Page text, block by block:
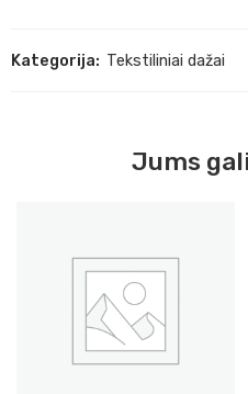
Kategorija: Tekstiliniai dažai
Jums